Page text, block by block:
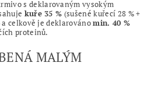
s deklarovaným vysokým
kuře 35 % (sušené kuřecí 28 % +
celkově je deklarovánomin. 40 %
proteinů.
MALÝM